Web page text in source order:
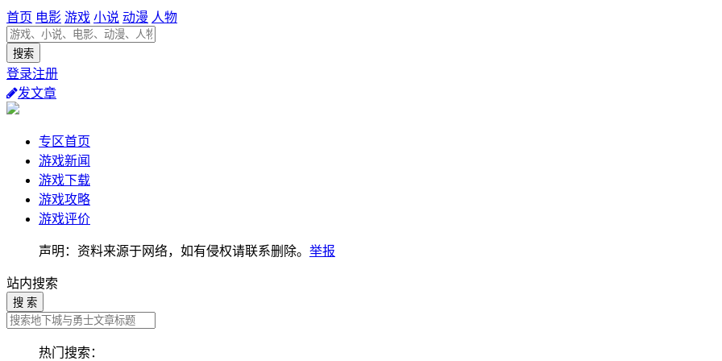
首页 电影 游戏 小说 动漫 人物
登录注册
发文章
专区首页
游戏新闻
游戏下载
游戏攻略
游戏评价
声明：资料来源于网络，如有侵权请联系删除。 举报
站内搜索
搜 索
热门搜索：